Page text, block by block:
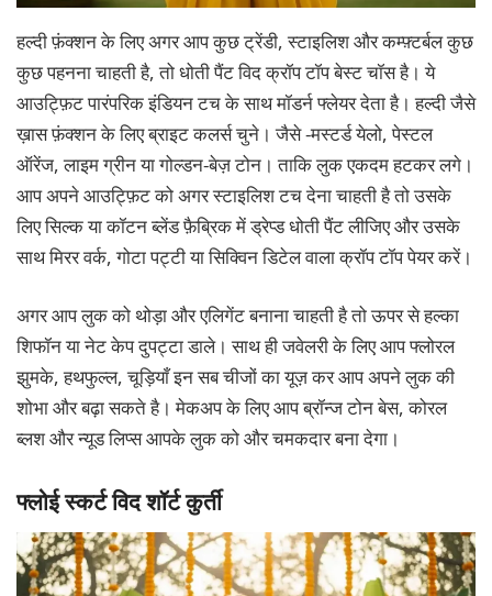
हल्दी फ़ंक्शन के लिए अगर आप कुछ ट्रेंडी, स्टाइलिश और कम्फ़्टर्बल कुछ
कुछ पहनना चाहती है, तो धोती पैंट विद क्रॉप टॉप बेस्ट चॉस है। ये
आउट्फ़िट पारंपरिक इंडियन टच के साथ मॉडर्न फ्लेयर देता है। हल्दी जैसे
ख़ास फ़ंक्शन के लिए ब्राइट कलर्स चुने। जैसे -मस्टर्ड येलो, पेस्टल
ऑरेंज, लाइम ग्रीन या गोल्डन-बेज़ टोन। ताकि लुक एकदम हटकर लगे।
आप अपने आउट्फ़िट को अगर स्टाइलिश टच देना चाहती है तो उसके
लिए सिल्क या कॉटन ब्लेंड फ़ैब्रिक में ड्रेप्ड धोती पैंट लीजिए और उसके
साथ मिरर वर्क, गोटा पट्टी या सिक्विन डिटेल वाला क्रॉप टॉप पेयर करें।
अगर आप लुक को थोड़ा और एलिगेंट बनाना चाहती है तो ऊपर से हल्का
शिफॉन या नेट केप दुपट्टा डाले। साथ ही जवेलरी के लिए आप फ्लोरल
झुमके, हथफुल्ल, चूड़ियाँ इन सब चीजों का यूज़ कर आप अपने लुक की
शोभा और बढ़ा सकते है। मेकअप के लिए आप ब्रॉन्ज टोन बेस, कोरल
ब्लश और न्यूड लिप्स आपके लुक को और चमकदार बना देगा।
फ्लोई स्कर्ट विद शॉर्ट कुर्ती